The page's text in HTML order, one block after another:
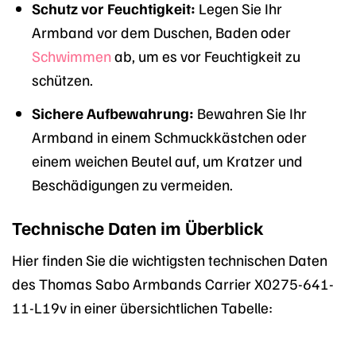
Schutz vor Feuchtigkeit: Legen Sie Ihr
Armband vor dem Duschen, Baden oder
Schwimmen ab, um es vor Feuchtigkeit zu
schützen.
Sichere Aufbewahrung: Bewahren Sie Ihr
Armband in einem Schmuckkästchen oder
einem weichen Beutel auf, um Kratzer und
Beschädigungen zu vermeiden.
Technische Daten im Überblick
Hier finden Sie die wichtigsten technischen Daten
des Thomas Sabo Armbands Carrier X0275-641-
11-L19v in einer übersichtlichen Tabelle: